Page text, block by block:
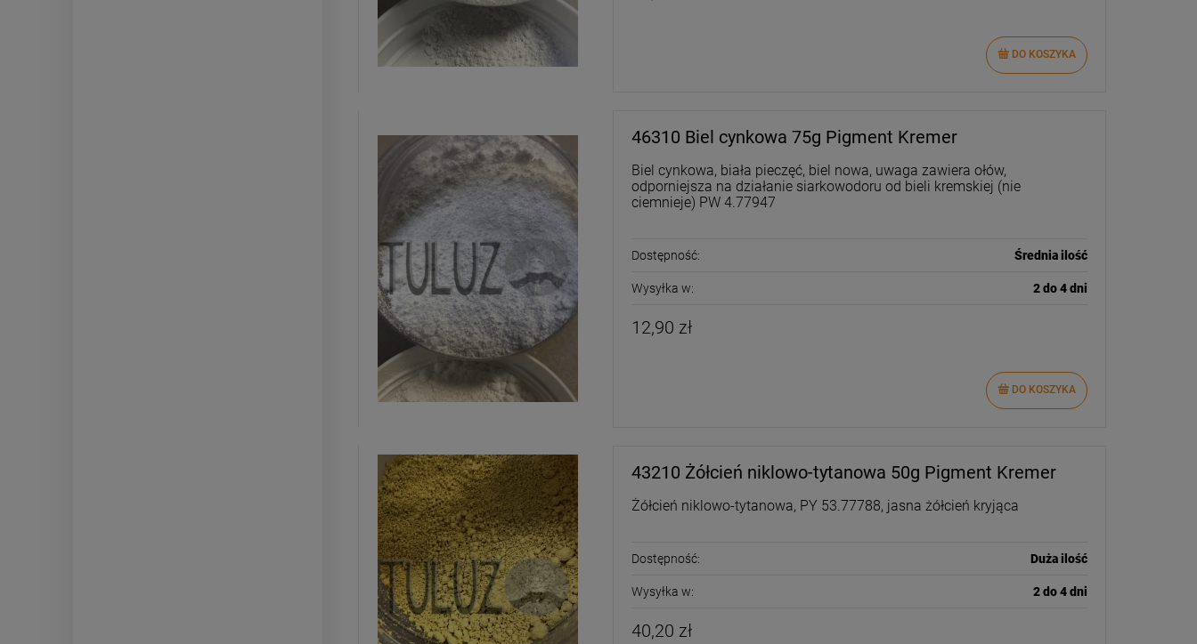
DO KOSZYKA
46310 Biel cynkowa 75g Pigment Kremer
Biel cynkowa, biała pieczęć, biel nowa, uwaga zawiera ołów,
odporniejsza na działanie siarkowodoru od bieli kremskiej (nie
ciemnieje) PW 4.77947
Dostępność: Średnia ilość
Wysyłka w: 2 do 4 dni
12,90 zł
DO KOSZYKA
43210 Żółcień niklowo-tytanowa 50g Pigment Kremer
Żółcień niklowo-tytanowa, PY 53.77788, jasna żółcień kryjąca
Dostępność: Duża ilość
Wysyłka w: 2 do 4 dni
40,20 zł